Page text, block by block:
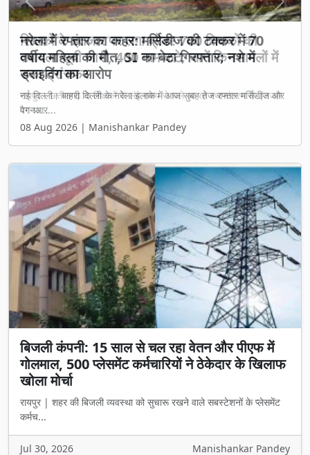
शिक्षकों के इंतजार पर लगा ब्रेक! 700 शिक्षकों की
तबादला सूची जारी, 400 नाम कटे; जानें किन मामलों में
रुका ट्रांसफर
रायपुर। छत्तीसगढ़ के शिक्षकों के लंबे समय से चले आ रहे स्थानांतरण के इंतजार
पर आ...
08 Aug 2026 | Manishankar Pandey
Previous Next
बिजली कंपनी: 15 साल से चल रहा वेतन और पीएफ में
गोलमाल, 500 प्लेसमेंट कर्मचारियों ने ठेकेदार के खिलाफ
खोला मोर्चा
रायपुर | शहर की बिजली व्यवस्था को सुचारू रखने वाले सबस्टेशनों के प्लेसमेंट
कर्मच...
Jul 30, 2026 Manishankar Pandey